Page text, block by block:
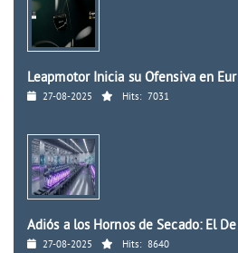
Leapmotor Inicia su Ofensiva en Eur
27-08-2025 Hits: 7031
Adiós a los Hornos de Secado: El De
27-08-2025 Hits: 8640